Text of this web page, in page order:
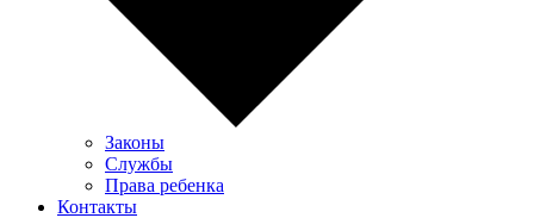
Законы
Службы
Права ребенка
Контакты